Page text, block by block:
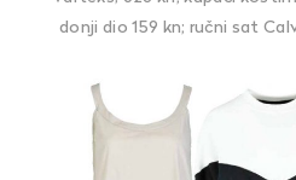
donji dio 159 kn; ručni sat